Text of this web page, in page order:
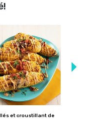
et croustillant de